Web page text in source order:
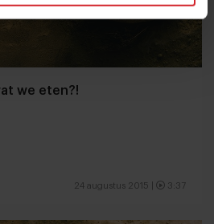
we eten?!
24 augustus 2015 3:37